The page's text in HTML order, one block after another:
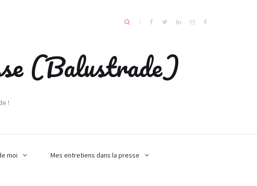
(Balustrade)
!
moi Mes entretiens dans la presse